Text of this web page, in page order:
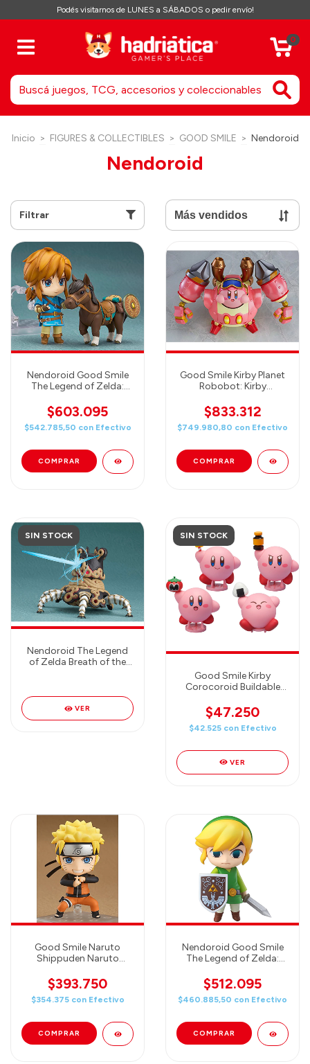
Podés visitarnos de LUNES a SÁBADOS o pedir envío!
0
Inicio > FIGURES & COLLECTIBLES > GOOD SMILE > Nendoroid
Nendoroid
Filtrar
Nendoroid Good Smile
The Legend of Zelda:
DELUXE Nendoroid
Action Figure
$603.095
$542.785,50 con Efectivo
Good Smile Kirby Planet
Robobot: Kirby
More Robobot Armor
Action Figure Set
$833.312
$749.980,80 con Efectivo
SIN STOCK
Nendoroid The Legend
of Zelda Breath of the
VER
SIN STOCK
Good Smile Kirby
Corocoroid Buildable
cm) Figura Random (hay
4 modelos en total)
$47.250
$42.525 con Efectivo
VER
Good Smile Naruto
Shippuden Naruto
Action Figure
$393.750
$354.375 con Efectivo
Nendoroid Good Smile
The Legend of Zelda:
Figure
$512.095
$460.885,50 con Efectivo